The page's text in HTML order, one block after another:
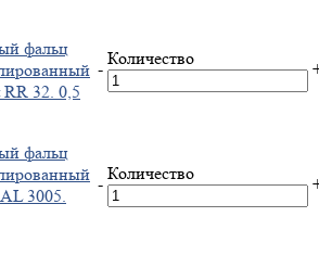
фальц
32. 0,5
-
Количество
фальц
3005.
-
Количество